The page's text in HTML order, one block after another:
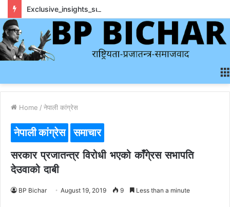
Home / नेपाली कांग्रेस
नेपाली कांग्रेस समाचार
सरकार प्रजातन्त्र विरोधी भएको काँगे्रस सभापति
देउवाको दाबी
BP Bichar August 19, 2019 9 Less than a minute